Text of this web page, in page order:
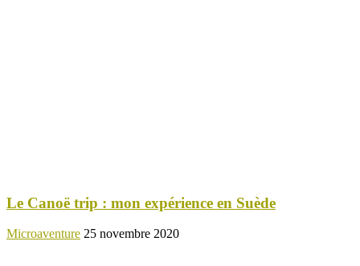
Le Canoë trip : mon expérience en Suède
Microaventure 25 novembre 2020